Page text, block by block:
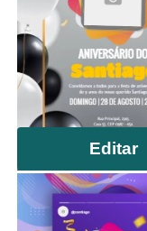
Editar